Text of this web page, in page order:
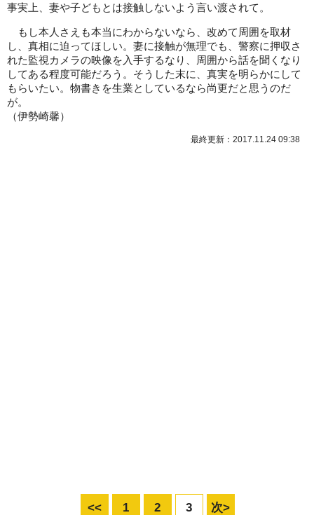
事実上、妻や子どもとは接触しないよう言い渡されて。
もし本人さえも本当にわからないなら、改めて周囲を取材
し、真相に迫ってほしい。妻に接触が無理でも、警察に押収さ
れた監視カメラの映像を入手するなり、周囲から話を聞くなり
してある程度可能だろう。そうした末に、真実を明らかにして
もらいたい。物書きを生業としているなら尚更だと思うのだ
が。
（伊勢崎馨）
最終更新：2017.11.24 09:38
<< 1 2 3 次>